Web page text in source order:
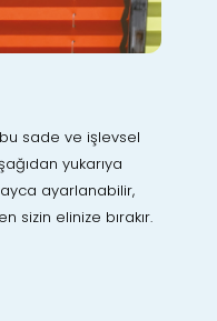
sade ve işlevsel
yukarıya
ayarlanabilir,
sizin elinize bırakır.